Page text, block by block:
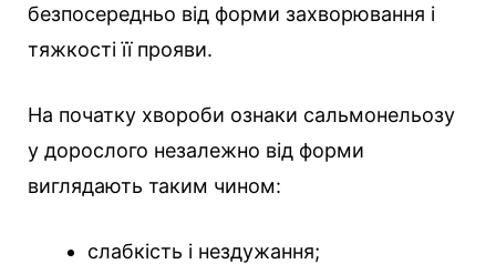
безпосередньо від форми захворювання і
тяжкості її прояви.
На початку хвороби ознаки сальмонельозу
у дорослого незалежно від форми
виглядають таким чином:
слабкість і нездужання;